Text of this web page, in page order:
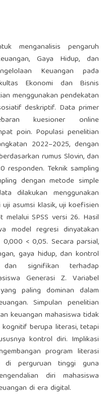
menganalisis pengaruh
Gaya Hidup, dan
Keuangan pada
Ekonomi dan Bisnis
menggunakan pendekatan
deskriptif. Data primer
kuesioner online
poin. Populasi penelitian
2022–2025, dengan
rumus Slovin, dan
responden. Teknik sampling
dengan metode simple
dilakukan menggunakan
asumsi klasik, uji koefisien
melalui SPSS versi 26. Hasil
model regresi dinyatakan
< 0,05. Secara parsial,
gaya hidup, dan kontrol
signifikan terhadap
Generasi Z. Variabel
paling dominan dalam
Simpulan penelitian
keuangan mahasiswa tidak
berupa literasi, tetapi
kontrol diri. Implikasi
program literasi
di perguruan tinggi guna
diri mahasiswa
di era digital.